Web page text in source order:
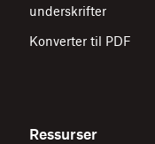
underskrifter
Konverter til PDF
Ressurser